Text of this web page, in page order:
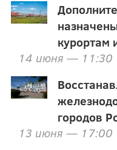
курортам
14 июня — 11:30
городов
13 июня — 17:00